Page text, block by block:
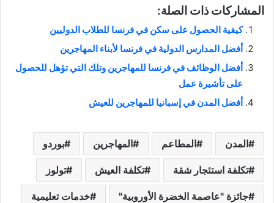
المشاركات ذات الصلة:
كيفية الحصول على سكن في فرنسا للطلاب الدوليين
أفضل المدارس الدولية في فرنسا لأبناء المهاجرين
أفضل الوظائف في فرنسا للمهاجرين وتلك التي تؤهل للحصول
على تأشيرة عمل
أفضل المدن في إسبانيا للمهاجرين للعيش
المدن المطاعم المهاجرين بوردو
تكلفة استئجار شقة تكلفة العيش تولوز
جائزة "عاصمة الخضرة الأوروبية" خدمات تعليمية